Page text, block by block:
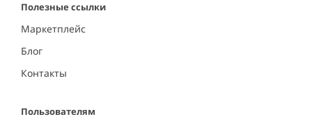
Полезные ссылки
Маркетплейс
Блог
Контакты
Пользователям